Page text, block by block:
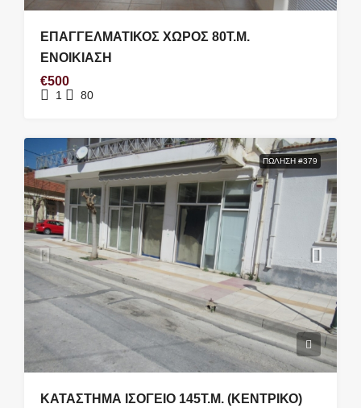
ΕΠΑΓΓΕΛΜΑΤΙΚΟΣ ΧΩΡΟΣ 80Τ.Μ.
ΕΝΟΙΚΙΑΣΗ
€500
1 80
ΠΏΛΗΣΗ #379
ΚΑΤΑΣΤΗΜΑ ΙΣΟΓΕΙΟ 145Τ.Μ. (ΚΕΝΤΡΙΚΟ)